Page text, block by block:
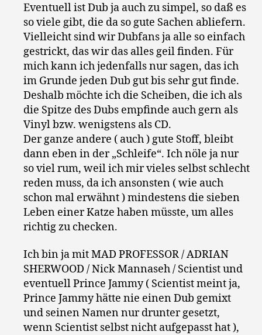
Eventuell ist Dub ja auch zu simpel, so daß es
so viele gibt, die da so gute Sachen abliefern.
Vielleicht sind wir Dubfans ja alle so einfach
gestrickt, das wir das alles geil finden. Für
mich kann ich jedenfalls nur sagen, das ich
im Grunde jeden Dub gut bis sehr gut finde.
Deshalb möchte ich die Scheiben, die ich als
die Spitze des Dubs empfinde auch gern als
Vinyl bzw. wenigstens als CD.
Der ganze andere ( auch ) gute Stoff, bleibt
dann eben in der „Schleife“. Ich nöle ja nur
so viel rum, weil ich mir vieles selbst schlecht
reden muss, da ich ansonsten ( wie auch
schon mal erwähnt ) mindestens die sieben
Leben einer Katze haben müsste, um alles
richtig zu checken.
Ich bin ja mit MAD PROFESSOR / ADRIAN
SHERWOOD / Nick Mannaseh / Scientist und
eventuell Prince Jammy ( Scientist meint ja,
Prince Jammy hätte nie einen Dub gemixt
und seinen Namen nur drunter gesetzt,
wenn Scientist selbst nicht aufgepasst hat ),